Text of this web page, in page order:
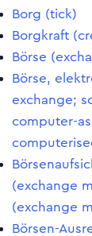
Borg (tick)
Borgkraft
Börse
Börse,
exchange;
computer-
(exchange
(exchange
Börsen-